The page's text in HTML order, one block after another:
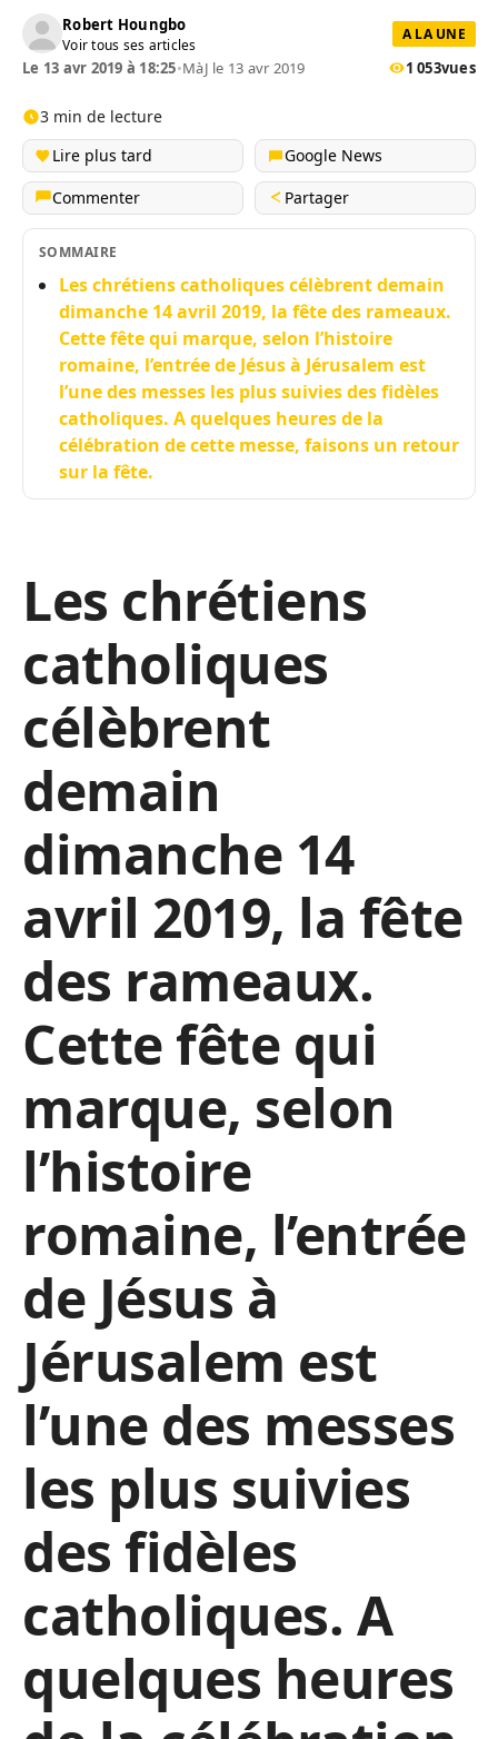
Robert Houngbo
Voir tous ses articles
A LA UNE
Le 13 avr 2019 à 18:25•MàJ le 13 avr 2019 1 053vues
3 min de lecture
Lire plus tard
Google News
Commenter
Partager
SOMMAIRE
Les chrétiens catholiques célèbrent demain
dimanche 14 avril 2019, la fête des rameaux.
Cette fête qui marque, selon l’histoire
romaine, l’entrée de Jésus à Jérusalem est
l’une des messes les plus suivies des fidèles
catholiques. A quelques heures de la
célébration de cette messe, faisons un retour
sur la fête.
Les chrétiens
catholiques
célèbrent
demain
dimanche 14
avril 2019, la fête
des rameaux.
Cette fête qui
marque, selon
l’histoire
romaine, l’entrée
de Jésus à
Jérusalem est
l’une des messes
les plus suivies
des fidèles
catholiques. A
quelques heures